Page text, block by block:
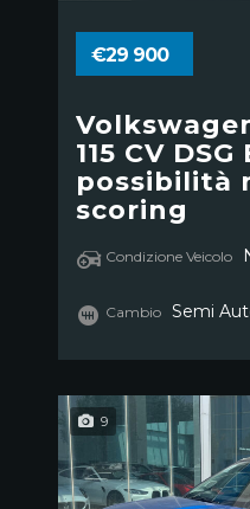
€29 900
115 CV
possibilità
scoring
Condizione Veicolo
Cambio Semi
9